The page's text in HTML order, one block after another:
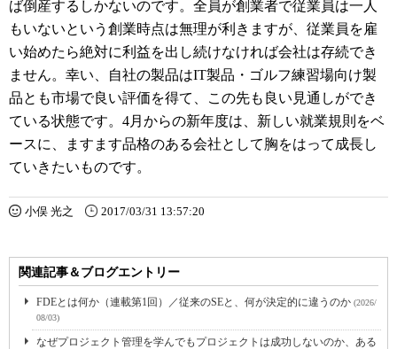
ば倒産するしかないのです。全員が創業者で従業員は一人
もいないという創業時点は無理が利きますが、従業員を雇
い始めたら絶対に利益を出し続けなければ会社は存続でき
ません。幸い、自社の製品はIT製品・ゴルフ練習場向け製
品とも市場で良い評価を得て、この先も良い見通しができ
ている状態です。4月からの新年度は、新しい就業規則をベ
ースに、ますます品格のある会社として胸をはって成長し
ていきたいものです。
小俣 光之 2017/03/31 13:57:20
関連記事＆ブログエントリー
FDEとは何か（連載第1回）／従来のSEと、何が決定的に違うのか (2026/
08/03)
なぜプロジェクト管理を学んでもプロジェクトは成功しないのか、ある